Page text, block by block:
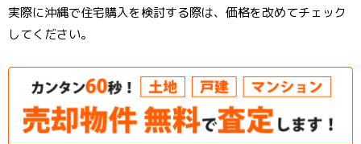
実際に沖縄で住宅購入を検討する際は、価格を改めてチェック
してください。